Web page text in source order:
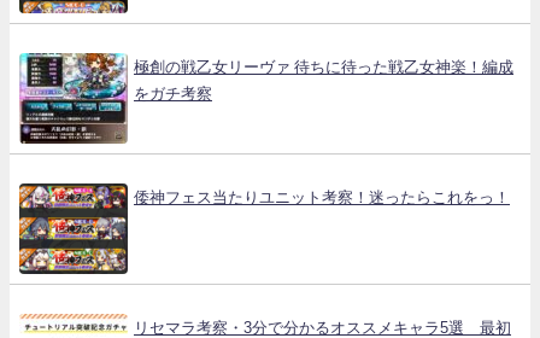
極創の戦乙女リーヴァ 待ちに待った戦乙女神楽！編成
をガチ考察
倭神フェス当たりユニット考察！迷ったらこれをっ！
リセマラ考察・3分で分かるオススメキャラ5選 最初